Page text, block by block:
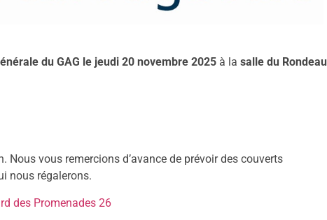
du GAG le jeudi 20 novembre 2025 à la salle du Rondeau
Nous vous remercions d’avance de prévoir des couverts
nous régalerons.
des Promenades 26